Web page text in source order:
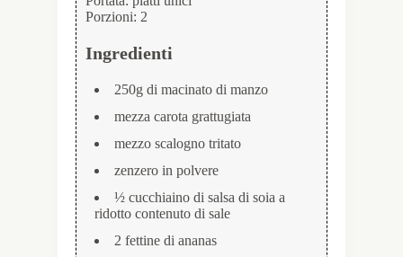
Porzioni: 2
Ingredienti
250g di macinato di manzo
mezza carota grattugiata
mezzo scalogno tritato
zenzero in polvere
½ cucchiaino di salsa di soia a
ridotto contenuto di sale
2 fettine di ananas